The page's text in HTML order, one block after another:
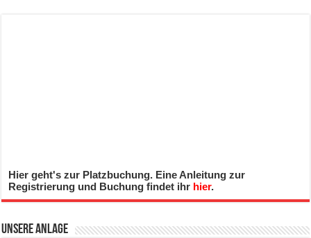
Hier geht's zur Platzbuchung. Eine Anleitung zur
Registrierung und Buchung findet ihr hier.
Unsere Anlage